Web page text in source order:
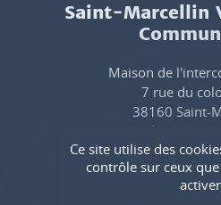
Saint-Marcellin
Maison de
7 rue du
38160 Saint-
Tél. : 04 76
Ce site utilise des
contrôle sur ceux
activer